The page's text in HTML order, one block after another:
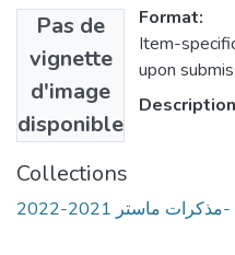
Pas de
vignette
d'image
disponible
Format:
Item-
upon
Collections
ماستر 2021-2022